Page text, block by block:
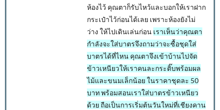
ห้องไว้ คุณตาก็รับไหว้และบอกให้เราฝาก
กระเป๋าไว้ก่อนได้เลย เพราะห้องยังไม่
ว่าง ให้ไปเดินเล่นก่อน เราเห็นว่าคุณตา
กำลังจะใส่บาตรจึงถามว่าจะซื้อชุดใส่
บาตรได้ที่ไหน คุณตาจึงเข้าบ้านไปจัด
ข้าวเหนียวให้เราคนละกระติ๊บพร้อมผล
ไม้และขนมเล็กน้อย ในราคาชุดละ 50
บาท พร้อมสอนเราใส่บาตรข้าวเหนียว
ด้วย ถือเป็นการเริ่มต้นวันใหม่ที่เชียงคาน